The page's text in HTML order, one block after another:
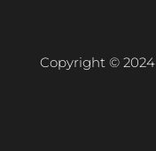
Copyright © 2024